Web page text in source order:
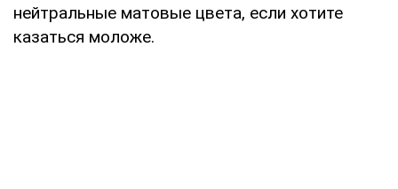
нейтральные матовые цвета, если хотите
казаться моложе.